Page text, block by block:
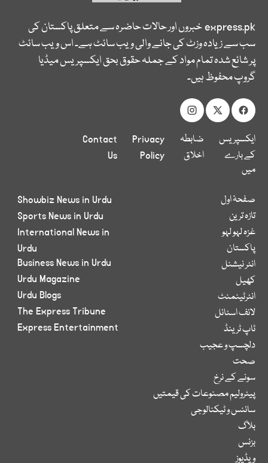
express.pkخبروں اور حالات حاضرہ سے متعلق پاکستان کی
سب سے زیادہ وزٹ کی جانے والی ویب سائٹ ہے۔ اس ویب سائٹ
پر شائع شدہ تمام مواد کے جملہ حقوق بحق ایکسپریس میڈیا
گروپ محفوظ ہیں۔
ایکسپریس
کے بارے
میں
ضابطہ
اخلاق
Privacy
Policy
Contact
Us
صفحۂ اول
تازہ ترین
غزہ لہو لہو
پاکستان
انٹر نیشنل
کھیل
انٹرٹینمنٹ
لائف اسٹائل
ٹاپ ٹرینڈ
دلچسپ و عجیب
صحت
سونے کے نرخ
پیٹرولیم مصنوعات کی قیمتیں
سائنس و ٹیکنالوجی
بلاگ
بزنس
ویڈیوز
Showbiz News in Urdu
Sports News in Urdu
International News in
Urdu
Business News in Urdu
Urdu Magazine
Urdu Blogs
The Express Tribune
Express Entertainment